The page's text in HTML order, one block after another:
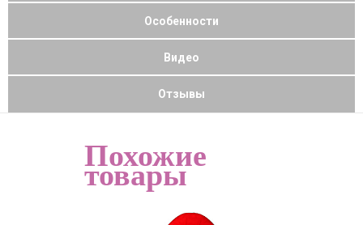
Особенности
Видео
Отзывы
Похожие
товары